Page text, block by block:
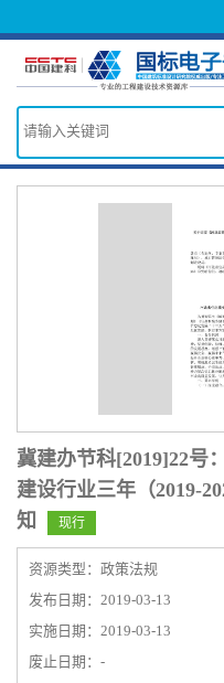
冀建办节科[2019]22号
建设行业三年（2019-
知
现行
资源类型：政策法规
发布日期：2019-03-13
实施日期：2019-03-13
废止日期：-